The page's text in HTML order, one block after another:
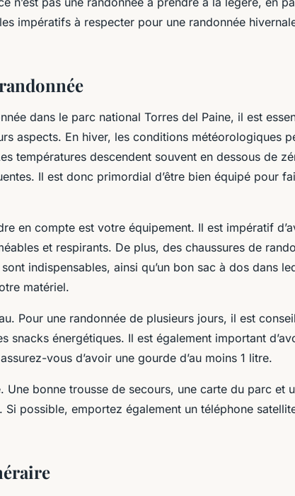
Paine en
impératifs à respecter pour une randonnée
dans le parc national Torres del Paine, il est
aspects. En hiver, les conditions météorologiques
températures descendent souvent en dessous de
Il est donc primordial d’être bien équipé pour
en compte est votre équipement. Il est impératif
et respirants. De plus, des chaussures de
indispensables, ainsi qu’un bon sac à dos dans
matériel.
Pour une randonnée de plusieurs jours, il est
snacks énergétiques. Il est également important
vous d’avoir une gourde d’au moins 1 litre.
Une bonne trousse de secours, une carte du parc et
Si possible, emportez également un téléphone